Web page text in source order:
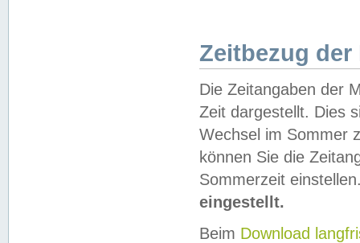
Zeitbezug der
Die Zeitangaben der
Zeit dargestellt. Dies
Wechsel im Sommer
können Sie die
Sommerzeit
eingestellt.
Beim Download